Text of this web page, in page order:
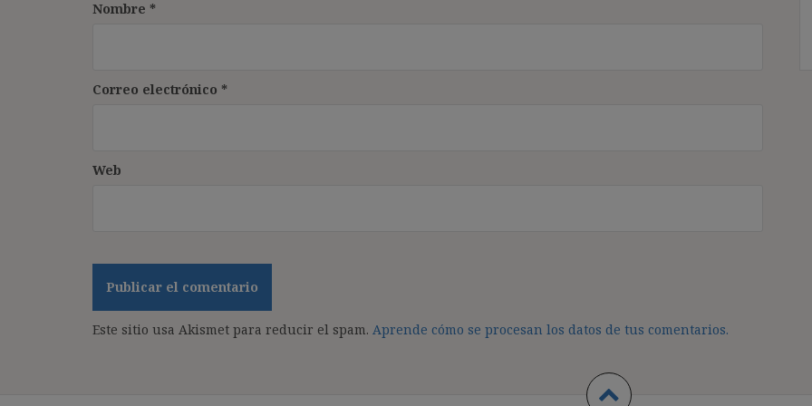
Nombre *
Correo electrónico *
Web
Este sitio usa Akismet para reducir el spam. Aprende cómo se procesan los datos de tus comentarios.